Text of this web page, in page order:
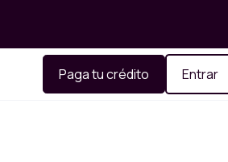
Paga tu crédito Entrar